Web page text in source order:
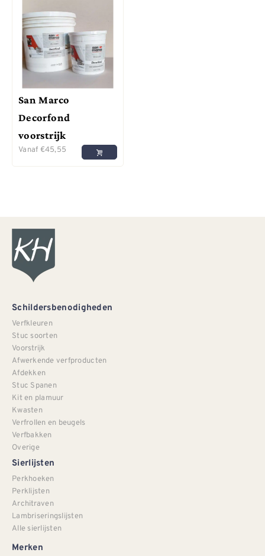
San Marco
Decorfond
voorstrijk
Vanaf €45,55
Schildersbenodigheden
Verfkleuren
Stuc soorten
Voorstrijk
Afwerkende verfproducten
Afdekken
Stuc Spanen
Kit en plamuur
Kwasten
Verfrollen en beugels
Verfbakken
Overige
Sierlijsten
Perkhoeken
Perklijsten
Architraven
Lambriseringslijsten
Alle sierlijsten
Merken